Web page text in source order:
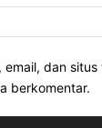
email, dan
berkomentar.